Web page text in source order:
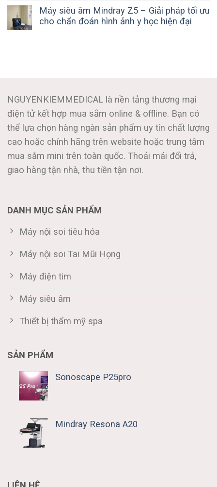
Máy siêu âm Mindray Z5 – Giải pháp tối ưu
cho chẩn đoán hình ảnh y học hiện đại
NGUYENKIEMMEDICAL là nền tảng thương mại
điện tử kết hợp mua sắm online & offline. Bạn có
thể lựa chọn hàng ngàn sản phẩm uy tín chất lượng
cao hoặc chính hãng trên website hoặc trung tâm
mua sắm mini trên toàn quốc. Thoải mái đổi trả,
giao hàng tận nhà, thu tiền tận nơi.
DANH MỤC SẢN PHẨM
Máy nội soi tiêu hóa
Máy nội soi Tai Mũi Họng
Máy điện tim
Máy siêu âm
Thiết bị thẩm mỹ spa
SẢN PHẨM
Sonoscape P25pro
Mindray Resona A20